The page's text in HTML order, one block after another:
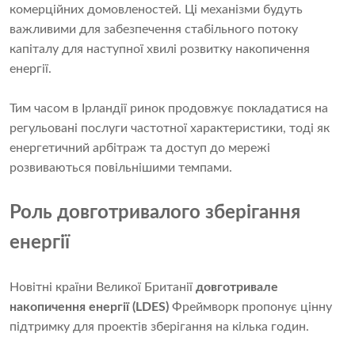
комерційних домовленостей. Ці механізми будуть
важливими для забезпечення стабільного потоку
капіталу для наступної хвилі розвитку накопичення
енергії.
Тим часом в Ірландії ринок продовжує покладатися на
регульовані послуги частотної характеристики, тоді як
енергетичний арбітраж та доступ до мережі
розвиваються повільнішими темпами.
Роль довготривалого зберігання
енергії
Новітні країни Великої Британії довготривале
накопичення енергії (LDES) Фреймворк пропонує цінну
підтримку для проектів зберігання на кілька годин.